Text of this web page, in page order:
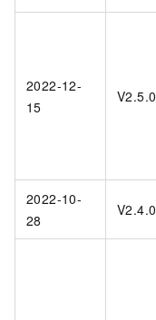
2022-12-
15
V2.5.0
2022-10-
28
V2.4.0